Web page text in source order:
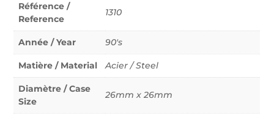
Référence /
Reference
1310
Année / Year 90's
Matière / Material Acier / Steel
Diamètre / Case
Size
26mm x 26mm